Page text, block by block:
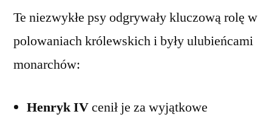
Te niezwykłe psy odgrywały kluczową rolę w
polowaniach królewskich i były ulubieńcami
monarchów:
Henryk IVcenił je za wyjątkowe